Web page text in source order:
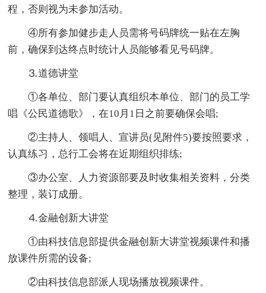
程，否则视为未参加活动。
④所有参加健步走人员需将号码牌统一贴在左胸
前，确保到达终点时统计人员能够看见号码牌。
⒊道德讲堂
①各单位、部门要认真组织本单位、部门的员工学
唱《公民道德歌》，在10月1日之前要确保会唱;
②主持人、领唱人、宣讲员(见附件5)要按照要求，
认真练习，总行工会将在近期组织排练;
③办公室、人力资源部要及时收集相关资料，分类
整理，装订成册。
⒋金融创新大讲堂
①由科技信息部提供金融创新大讲堂视频课件和播
放课件所需的设备;
②由科技信息部派人现场播放视频课件。